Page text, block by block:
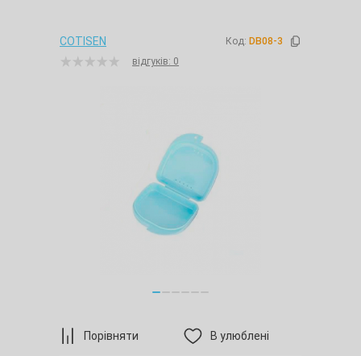
Порівняти В улюблені
COTISEN Код: DB08-3
відгуків: 0